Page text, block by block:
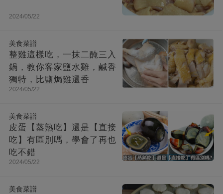
2024/05/22
美食菜譜
整雞這樣吃，一抹二醃三入
鍋，教你客家鹽水雞，鹹香
獨特，比鹽焗雞還香
2024/05/22
美食菜譜
皮蛋【蒸熟吃】還是【直接
吃】有區別嗎，學會了再也
吃不錯
2024/05/22
美食菜譜